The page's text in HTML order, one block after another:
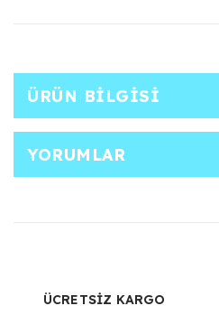
ÜRÜN BILGISI
YORUMLAR
ÜCRETSİZ KARGO